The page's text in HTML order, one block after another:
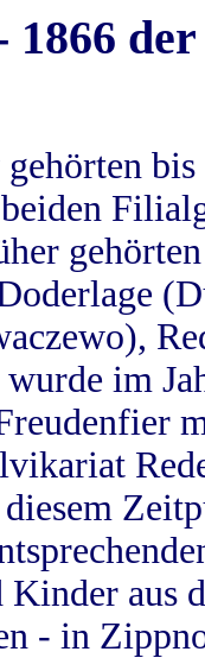
1866
im
Kinder aus
- in